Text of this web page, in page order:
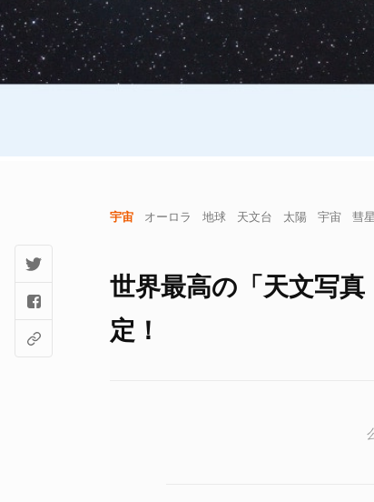
宇宙 オーロラ 地球 天文台 太陽 宇宙 彗星
世界最高の「天文写
定！